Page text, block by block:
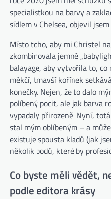
specialistkou na barvy a
sídlem v Chelsea, objevil
Místo toho, aby mi Christel
zkombinovala jemné
balayage, aby vytvořila to, co
měkčí, tmavší kořínek
konečky. Nejen, že to dalo
políbený pocit, ale jak barva
vypadaly přirozeně. Nyní,
stal mým oblíbeným – a
existuje spousta kladů (jak
několik bodů, které by
Co byste měli vědět,
podle editora krásy